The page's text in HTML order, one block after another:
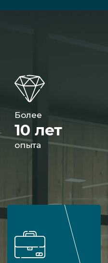
Более
10 лет
опыта